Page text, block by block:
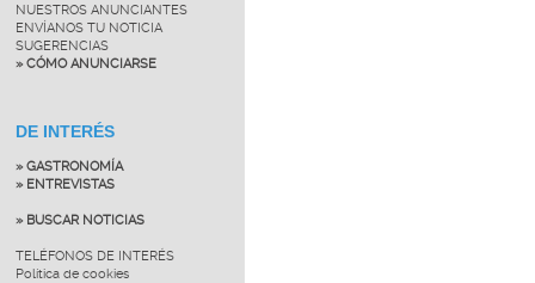
NUESTROS ANUNCIANTES
ENVÍANOS TU NOTICIA
SUGERENCIAS
» CÓMO ANUNCIARSE
DE INTERÉS
» GASTRONOMÍA
» ENTREVISTAS
» BUSCAR NOTICIAS
TELÉFONOS DE INTERÉS
Política de cookies